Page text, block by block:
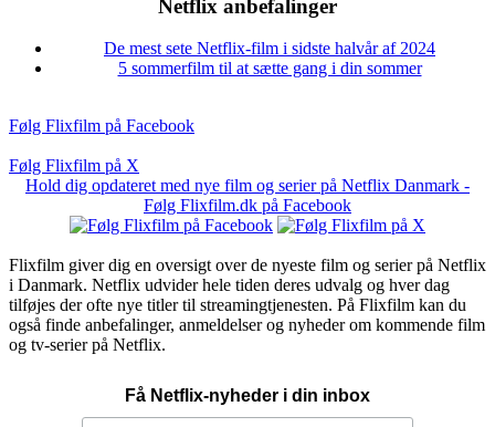
Netflix anbefalinger
De mest sete Netflix-film i sidste halvår af 2024
5 sommerfilm til at sætte gang i din sommer
Følg Flixfilm på Facebook
Følg Flixfilm på X
Hold dig opdateret med nye film og serier på Netflix Danmark -
Følg Flixfilm.dk på Facebook
Flixfilm giver dig en oversigt over de nyeste film og serier på Netflix
i Danmark. Netflix udvider hele tiden deres udvalg og hver dag
tilføjes der ofte nye titler til streamingtjenesten. På Flixfilm kan du
også finde anbefalinger, anmeldelser og nyheder om kommende film
og tv-serier på Netflix.
Få Netflix-nyheder i din inbox